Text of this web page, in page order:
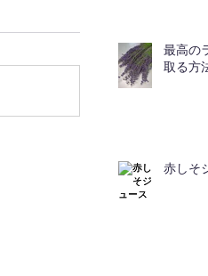
最高の
取る方
赤しそ